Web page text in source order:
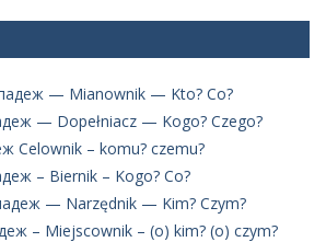
— Mianownik — Kto? Co?
— Dopełniacz — Kogo? Czego?
Celownik – komu? czemu?
– Biernik – Kogo? Co?
— Narzędnik — Kim? Czym?
– Miejscownik – (o) kim? (o) czym?